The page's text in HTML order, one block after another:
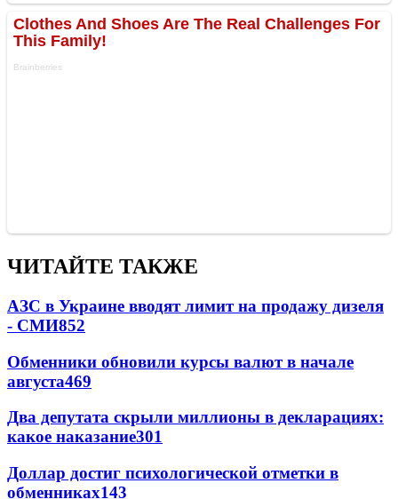
ЧИТАЙТЕ ТАКЖЕ
АЗС в Украине вводят лимит на продажу дизеля
- СМИ852
Обменники обновили курсы валют в начале
августа469
Два депутата скрыли миллионы в декларациях:
какое наказание301
Доллар достиг психологической отметки в
обменниках143